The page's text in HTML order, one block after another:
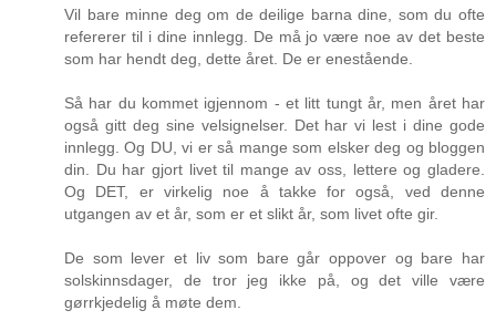
Vil bare minne deg om de deilige barna dine, som du ofte
refererer til i dine innlegg. De må jo være noe av det beste
som har hendt deg, dette året. De er enestående.
Så har du kommet igjennom - et litt tungt år, men året har
også gitt deg sine velsignelser. Det har vi lest i dine gode
innlegg. Og DU, vi er så mange som elsker deg og bloggen
din. Du har gjort livet til mange av oss, lettere og gladere.
Og DET, er virkelig noe å takke for også, ved denne
utgangen av et år, som er et slikt år, som livet ofte gir.
De som lever et liv som bare går oppover og bare har
solskinnsdager, de tror jeg ikke på, og det ville være
gørrkjedelig å møte dem.